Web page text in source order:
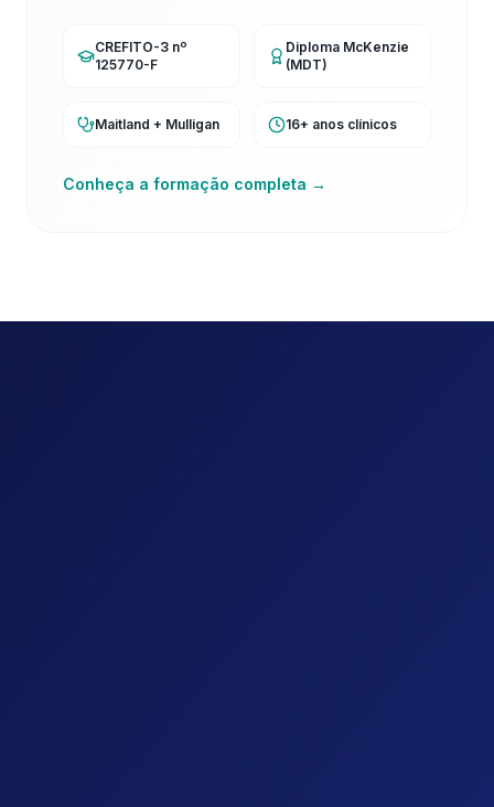
CREFITO-3 nº
125770-F
Diploma McKenzie
(MDT)
Maitland + Mulligan 16+ anos clínicos
Conheça a formação completa →